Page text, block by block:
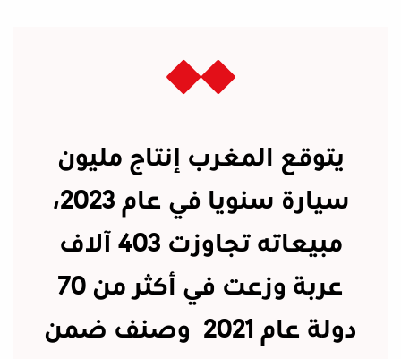
يتوقع المغرب إنتاج مليون
سيارة سنويا في عام 2023،
مبيعاته تجاوزت 403 آلاف
عربة وزعت في أكثر من 70
دولة عام 2021 وصنف ضمن